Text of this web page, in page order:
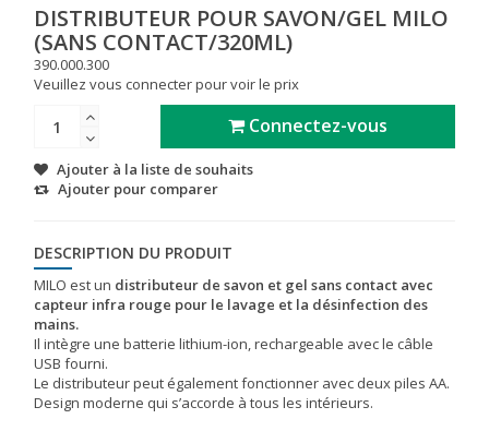
DISTRIBUTEUR POUR SAVON/GEL MILO
(SANS CONTACT/320ML)
390.000.300
Veuillez vous connecter pour voir le prix
Connectez-vous
Ajouter à la liste de souhaits
Ajouter pour comparer
DESCRIPTION DU PRODUIT
MILO est un distributeur de savon et gel sans contact avec
capteur infra rouge pour le lavage et la désinfection des
mains.
Il intègre une batterie lithium-ion, rechargeable avec le câble
USB fourni.
Le distributeur peut également fonctionner avec deux piles AA.
Design moderne qui s’accorde à tous les intérieurs.